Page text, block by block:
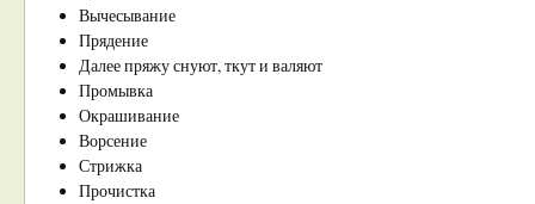
Вычесывание
Прядение
Далее пряжу снуют, ткут и валяют
Промывка
Окрашивание
Ворсение
Стрижка
Прочистка